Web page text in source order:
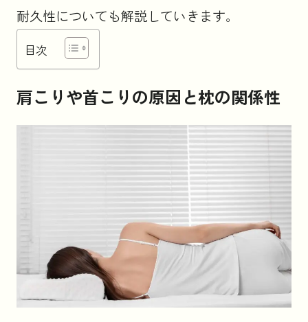
法人のお客様はこちら
耐久性についても解説していきます。
目次
肩こりや首こりの原因と枕の関係性